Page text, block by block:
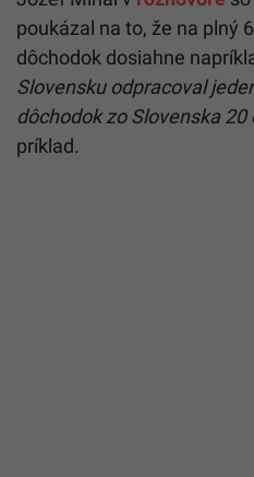
poukázal na to, že na plný
dôchodok dosiahne
Slovensku odpracoval
dôchodok zo Slovenska 20
príklad.